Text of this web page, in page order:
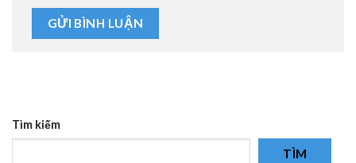
Tìm kiếm
TÌM